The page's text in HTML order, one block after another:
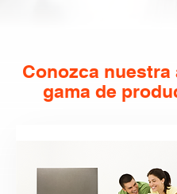
Conozca nuestra
gama de